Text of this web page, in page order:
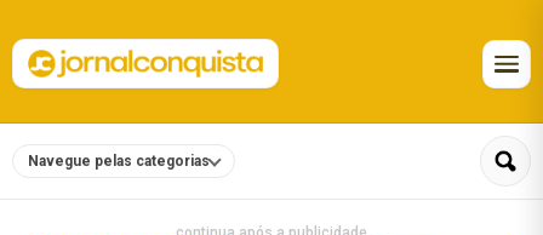
Navegue pelas categorias